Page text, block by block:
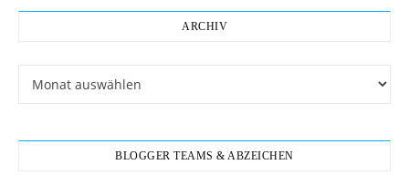
ARCHIV
BLOGGER TEAMS & ABZEICHEN